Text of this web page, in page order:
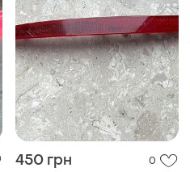
450 грн 0